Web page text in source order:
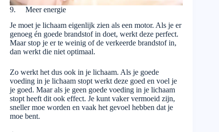
9. Meer energie
Je moet je lichaam eigenlijk zien als een motor. Als je er
genoeg én goede brandstof in doet, werkt deze perfect.
Maar stop je er te weinig of de verkeerde brandstof in,
dan werkt die niet optimaal.
Zo werkt het dus ook in je lichaam. Als je goede
voeding in je lichaam stopt werkt deze goed en voel je
je goed. Maar als je geen goede voeding in je lichaam
stopt heeft dit ook effect. Je kunt vaker vermoeid zijn,
sneller moe worden en vaak het gevoel hebben dat je
moe bent.